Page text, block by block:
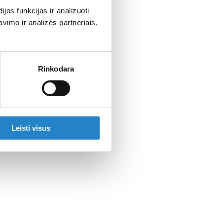
funkcijas ir analizuoti
ir analizės partneriais,
Rinkodara
Leisti visus